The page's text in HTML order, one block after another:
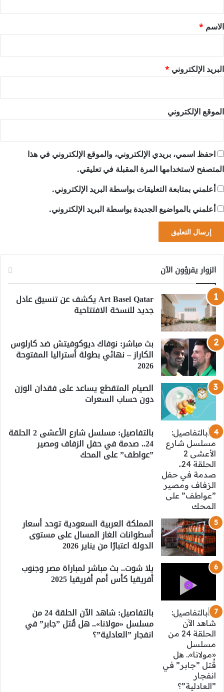
*
الاسم *
البريد الإلكتروني *
الموقع الإلكتروني
احفظ اسمي، بريدي الإلكتروني، والموقع الإلكتروني في هذا
المتصفح لاستخدامها المرة المقبلة في تعليقي.
أعلمني بمتابعة التعليقات بواسطة البريد الإلكتروني.
أعلمني بالمواضيع الجديدة بواسطة البريد الإلكتروني.
الزوار يقرؤون الآن
Art Basel Qatar يكشف عن تنسيق عادل
جديد للنسخة الافتتاحية
بث مباشر: نوفاك ديوكوفيتش ضد كارلوس
الكاراز – نهائي بطولة أستراليا المفتوحة
2026
الصيام المتقطع يساعد على فقدان الوزن
دون حساب السعرات
بالتفاصيل: مسلسل شارع الأعشى 2 الحلقة
24.. صدمة في حفل الزفاف ومصير
”عواطف” على المحك
المملكة العربية السعودية توحد أسعار
أسطوانات الغاز المسال على مستوى
الدولة اعتبارًا من يناير 2026
يلا شوت.. بث مباشر لمباراة مصر وجنوب
أفريقيا كأس أمم أفريقيا 2025
بالتفاصيل: شاهد الآن الحلقة 24 من
مسلسل «مولانا».. هل قُتل ”جابر” في
انفجار ”العادلية”؟